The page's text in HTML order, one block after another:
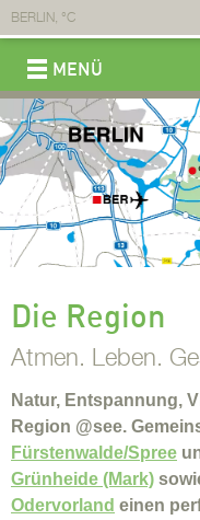
BERLIN, °C
MENÜ
REGION
Marke @see
Botschafter @see
Anbindung
Kontakt & Downloads
Newsletter der Region
Aktionen & Termine
Wirtschaft
Sommerfest 2025
Sommerfest 2024
Sommerfest 2023
Sommerfest 2022
Sommerfest 2019
Sommerfest 2018
Wirtschaftsstandort
Investieren
Fachkräfte
Unternehmen & Partner
Anbindung
Existenzgründung
Tourismus
Bewegen
Entschleunigen
Erleben
Genuss
Übernachten
Leben
Ankommen
Wohnen
Arbeiten
Mobil sein
Kinder betreuen
Individuelle Bildung
Gut versorgt
Gesundheit
Heilende Wasser
Wellness
Kuren
Sport
Medizinische
Jobportal
Die Region
Atmen. Leben.
Natur, Entspannung,
Region @see.
Fürstenwalde/Spree
Grünheide (Mark)
Odervorland einen